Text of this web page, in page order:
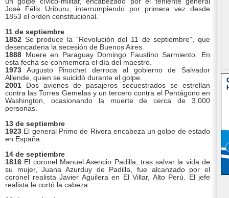
José Félix Uriburu, interrumpiendo por primera vez desde
1853 el orden constitucional.
11 de septiembre
1852 Se produce la “Revolución del 11 de septiembre”, que
desencadena la secesión de Buenos Aires.
1888 Muere en Paraguay Domingo Faustino Sarmiento. En
esta fecha se conmemora el día del maestro.
1973 Augusto Pinochet derroca al gobierno de Salvador
Allende, quien se suicidó durante el golpe.
2001 Dos aviones de pasajeros secuestrados se estrellan
contra las Torres Gemelas y un tercero contra el Pentágono en
Washington, ocasionando la muerte de cerca de 3.000
personas.
13 de septiembre
1923 El general Primo de Rivera encabeza un golpe de estado
en España.
14 de septiembre
1816 El coronel Manuel Asencio Padilla, tras salvar la vida de
su mujer, Juana Azurduy de Padilla, fue alcanzado por el
coronel realista Javier Aguilera en El Villar, Alto Perú. El jefe
realista le cortó la cabeza.